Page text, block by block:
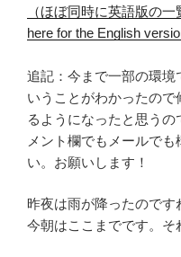
（ほぼ同時に英語版の
here for the English
追記：今まで一部の環境
いうことがわかったの
るようになったと思う
メント欄でもメールで
い。お願いします！
昨夜は雨が降ったのです
今朝はここまでです。そ